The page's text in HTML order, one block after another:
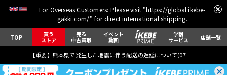
For Overseas Customers: Please visit "https://global.ikebe-
gakki.com/" for direct international shipping.
TOP 買う
ストア
売る
中古買取
イベント
動画
学割
サービス 店舗一覧
【重要】熊本県で発生した地震に伴う配送の遅延について(07月29日